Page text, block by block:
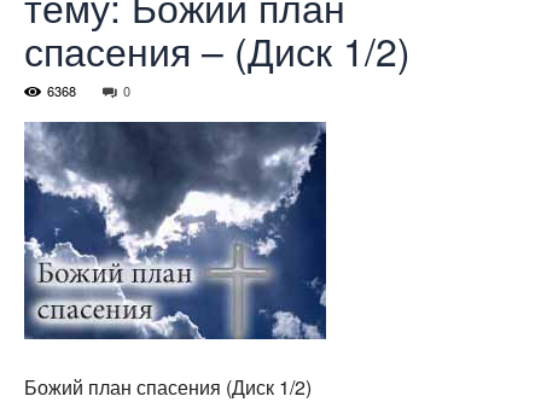
спасения – (Диск 1/2)
6368 0
Божий план спасения (Диск 1/2)